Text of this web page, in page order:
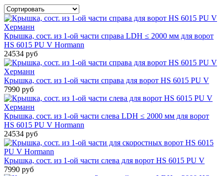
Крышка, сост. из 1-ой части справа LDH ≤ 2000 мм для ворот
HS 6015 PU V Hormann
24534 руб
Крышка, сост. из 1-ой части справа для ворот HS 6015 PU V
7990 руб
Крышка, сост. из 1-ой части слева LDH ≤ 2000 мм для ворот
HS 6015 PU V Hormann
24534 руб
Крышка, сост. из 1-ой части слева для ворот HS 6015 PU V
7990 руб